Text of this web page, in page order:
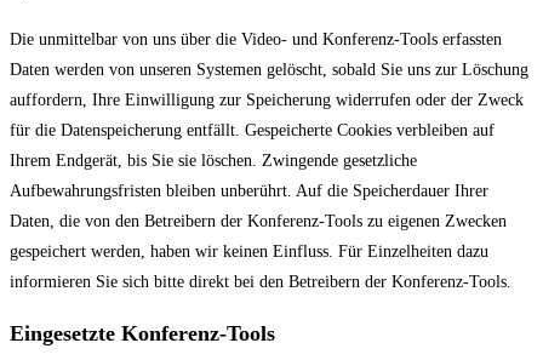
Die unmittelbar von uns über die Video- und Konferenz-Tools erfassten
Daten werden von unseren Systemen gelöscht, sobald Sie uns zur Löschung
auffordern, Ihre Einwilligung zur Speicherung widerrufen oder der Zweck
für die Datenspeicherung entfällt. Gespeicherte Cookies verbleiben auf
Ihrem Endgerät, bis Sie sie löschen. Zwingende gesetzliche
Aufbewahrungsfristen bleiben unberührt. Auf die Speicherdauer Ihrer
Daten, die von den Betreibern der Konferenz-Tools zu eigenen Zwecken
gespeichert werden, haben wir keinen Einfluss. Für Einzelheiten dazu
informieren Sie sich bitte direkt bei den Betreibern der Konferenz-Tools.
Eingesetzte Konferenz-Tools